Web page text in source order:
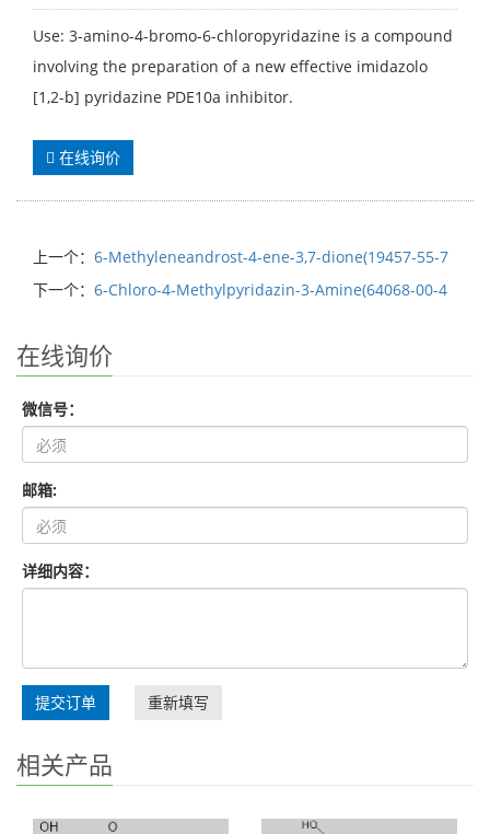
Use: 3-amino-4-bromo-6-chloropyridazine is a compound
involving the preparation of a new effective imidazolo
[1,2-b] pyridazine PDE10a inhibitor.
在线询价
上一个： 6-Methyleneandrost-4-ene-3,7-dione(19457-55-7
下一个： 6-Chloro-4-Methylpyridazin-3-Amine(64068-00-4
在线询价
微信号：
邮箱:
详细内容：
提交订单 重新填写
相关产品